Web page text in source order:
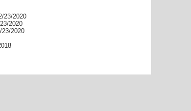
23/2020
2020
23/2020